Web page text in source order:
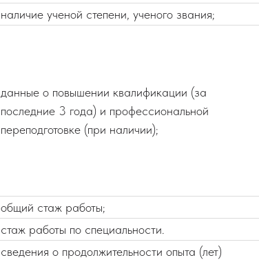
наличие ученой степени, ученого звания;
данные о повышении квалификации (за
последние 3 года) и профессиональной
переподготовке (при наличии);
общий стаж работы;
стаж работы по специальности.
сведения о продолжительности опыта (лет)